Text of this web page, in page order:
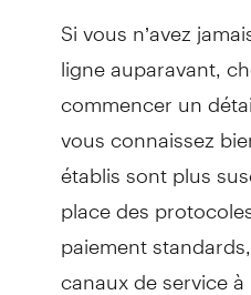
Si vous n’avez
ligne auparavant,
commencer un
vous connaissez
établis sont plus
place des
paiement
canaux de service à